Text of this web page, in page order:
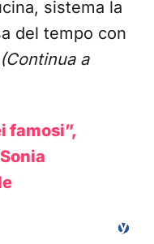
sistema la
del tempo con
(Continua a
famosi”,